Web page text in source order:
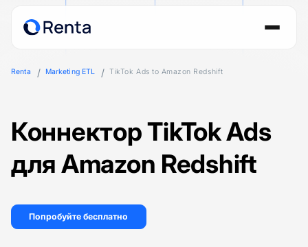
Renta Marketing ETL TikTok Ads to Amazon Redshift
Коннектор TikTok Ads
для Amazon Redshift
Попробуйте бесплатно